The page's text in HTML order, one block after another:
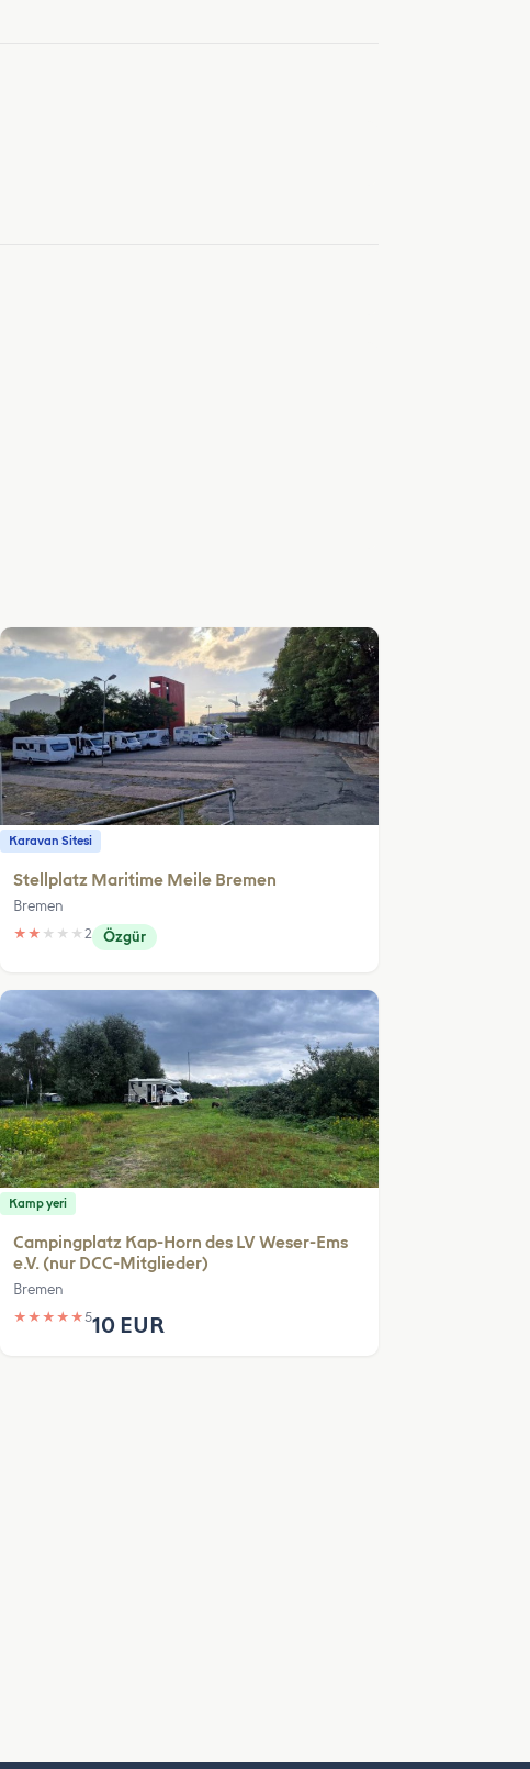
Karavan Sitesi
Stellplatz Maritime Meile Bremen
Bremen
★ ★ ★ ★ ★ 2 Özgür
Kamp yeri
Campingplatz Kap-Horn des LV Weser-Ems
e.V. (nur DCC-Mitglieder)
Bremen
★ ★ ★ ★ ★510 EUR